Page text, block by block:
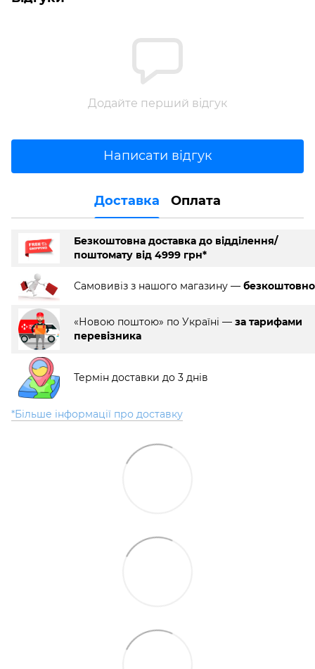
Додайте перший відгук
Написати відгук
Доставка Оплата
Безкоштовна доставка до відділення/
поштомату від 4999 грн*
Самовивіз з нашого магазину — безкоштовно
«Новою поштою» по Україні — за тарифами
перевізника
Термін доставки до 3 днів
*Більше інформації про доставку